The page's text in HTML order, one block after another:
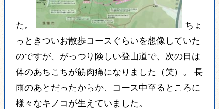
た。
ちょ
っときついお散歩コースぐらいを想像していた
のですが、がっつり険しい登山道で、次の日は
体のあちこちが筋肉痛になりました（笑）。
長
雨のあとだったからか、コース中至るところに
様々なキノコが生えていました。